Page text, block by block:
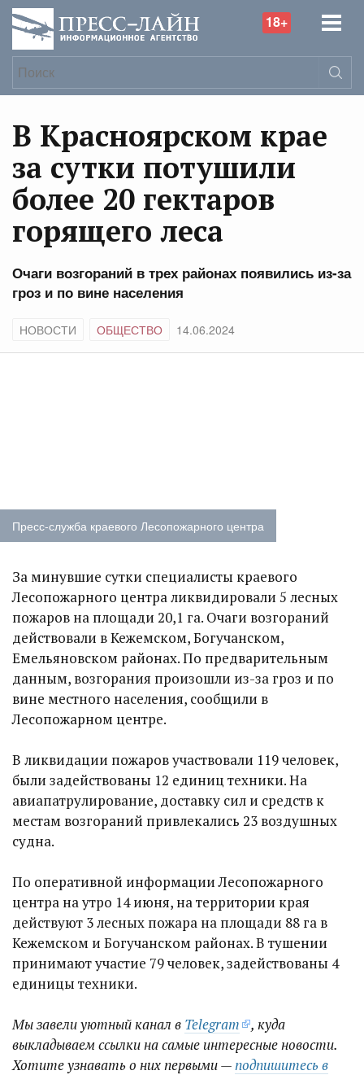
18+
В Красноярском крае
за сутки потушили
более 20 гектаров
горящего леса
Очаги возгораний в трех районах появились из-за
гроз и по вине населения
НОВОСТИ ОБЩЕСТВО 14.06.2024
Пресс-служба краевого Лесопожарного центра
За минувшие сутки специалисты краевого
Лесопожарного центра ликвидировали 5 лесных
пожаров на площади 20,1 га. Очаги возгораний
действовали в Кежемском, Богучанском,
Емельяновском районах. По предварительным
данным, возгорания произошли из-за гроз и по
вине местного населения, сообщили в
Лесопожарном центре.
В ликвидации пожаров участвовали 119 человек,
были задействованы 12 единиц техники. На
авиапатрулирование, доставку сил и средств к
местам возгораний привлекались 23 воздушных
судна.
По оперативной информации Лесопожарного
центра на утро 14 июня, на территории края
действуют 3 лесных пожара на площади 88 га в
Кежемском и Богучанском районах. В тушении
принимают участие 79 человек, задействованы 4
единицы техники.
Мы завели уютный канал в Telegram
, куда
выкладываем ссылки на самые интересные новости.
Хотите узнавать о них первыми —подпишитесь в